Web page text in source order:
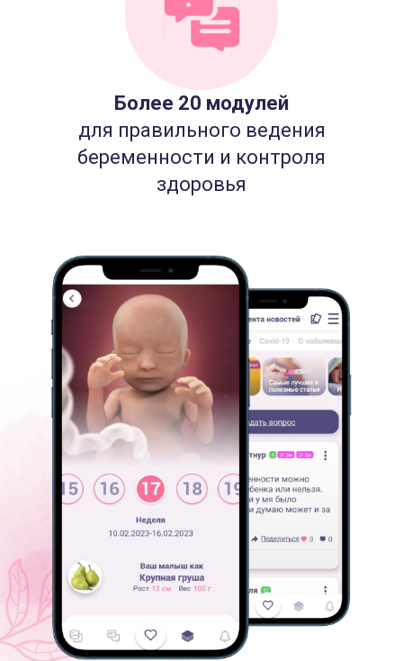
Более 20 модулей
для правильного ведения
беременности и контроля
здоровья